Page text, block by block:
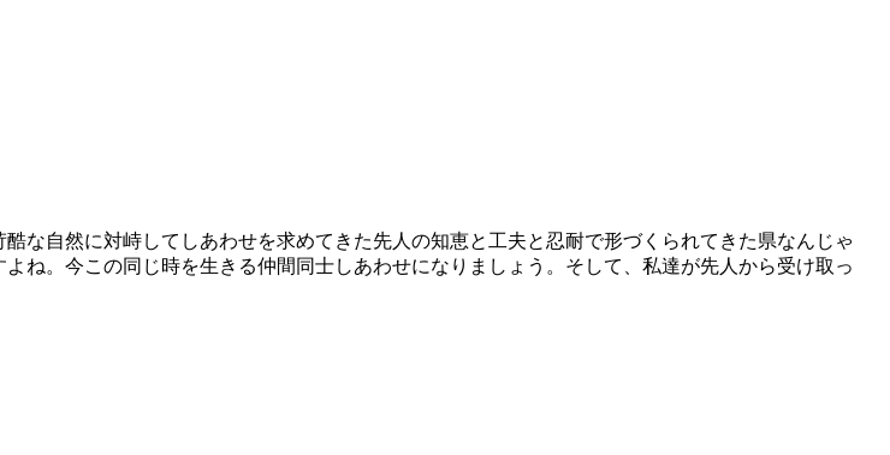
な自然に対峙してしあわせを求めてきた先人の知恵と工夫と忍耐で形づくられてきた県なんじゃ
ね。今この同じ時を生きる仲間同士しあわせになりましょう。そして、私達が先人から受け取っ